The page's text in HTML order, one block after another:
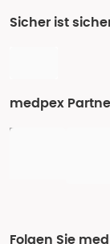
Sicher ist
medpex
Folgen Sie